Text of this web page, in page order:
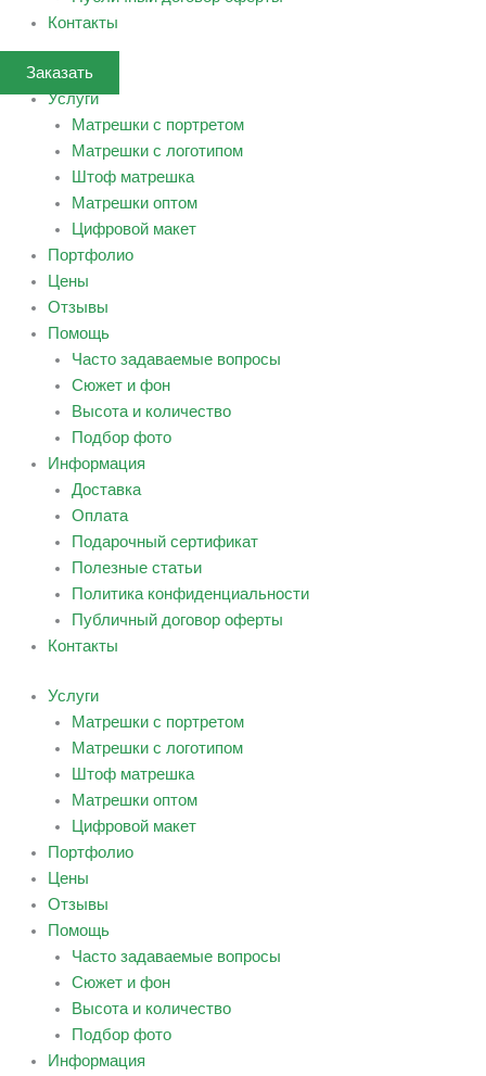
Контакты
Заказать
Услуги
Матрешки с портретом
Матрешки с логотипом
Штоф матрешка
Матрешки оптом
Цифровой макет
Портфолио
Цены
Отзывы
Помощь
Часто задаваемые вопросы
Сюжет и фон
Высота и количество
Подбор фото
Информация
Доставка
Оплата
Подарочный сертификат
Полезные статьи
Политика конфиденциальности
Публичный договор оферты
Контакты
Услуги
Матрешки с портретом
Матрешки с логотипом
Штоф матрешка
Матрешки оптом
Цифровой макет
Портфолио
Цены
Отзывы
Помощь
Часто задаваемые вопросы
Сюжет и фон
Высота и количество
Подбор фото
Информация